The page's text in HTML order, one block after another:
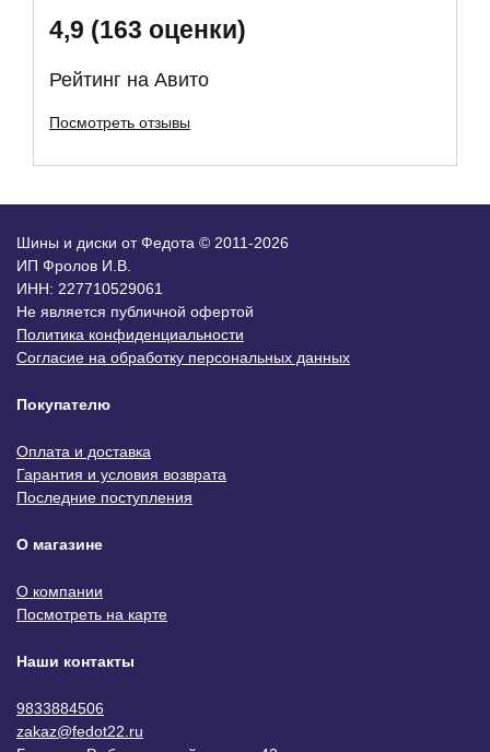
4,9 (163 оценки)
Рейтинг на Авито
Посмотреть отзывы
Шины и диски от Федота © 2011-2026
ИП Фролов И.В.
ИНН: 227710529061
Не является публичной офертой
Политика конфиденциальности
Согласие на обработку персональных данных
Покупателю
Оплата и доставка
Гарантия и условия возврата
Последние поступления
О магазине
О компании
Посмотреть на карте
Наши контакты
9833884506
zakaz@fedot22.ru